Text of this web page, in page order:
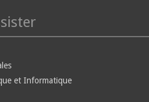
et Informatique